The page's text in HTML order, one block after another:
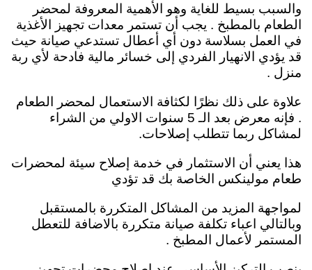
والسبب بسيط للغاية وهو الأهمية المعروفة لمحضر
الطعام بالمطبخ . يجب أن تستمر معدات تجهيز الأغذية
في العمل بسلاسة دون أي أعطال تستدعي صيانة حيث
قد يؤدي الانهيار الفردي إلى خسائر مالية فادحة لأي ربة
منزل .
علاوة على ذلك نظرًا لكثافة الاستعمال لمحضر الطعام
. فإنه معرض بعد الـ 5 سنوات الاولي من الشراء
لمشاكل ربما تتطلب إصلاحات.
هذا يعني أن الاستثمار في خدمة إصلاح سيئة لمحضرات
طعام مولينكس الخاصة بك قد تؤدي
لمواجهة المزيد من المشاكل المتكررة بالمستقبل
وبالتالي اعباء تكلفة صيانة متكررة بالاضافة للتعطل
المستمر لأعمال المطبخ .